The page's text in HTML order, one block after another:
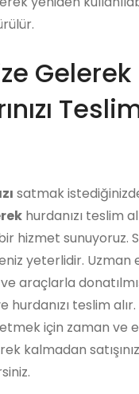
Gelerek
satmak
hurdanızı teslim
hizmet sunuyoruz.
yeterlidir. Uzman
araçlarla
hurdanızı teslim
için zaman ve
kalmadan